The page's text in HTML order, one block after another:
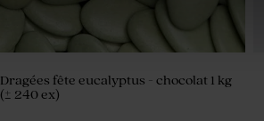
Dragées fête eucalyptus - chocolat 1 kg
(± 240 ex)